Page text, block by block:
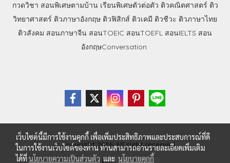
กวดวิชา สอนพิเศษตามบ้าน เรียนพิเศษตัวต่อตัว ติวคณิตศาสตร์ ติว
วิทยาศาสตร์ ติวภาษาอังกฤษ ติวฟิสิกส์ ติวเคมี ติวชีวะ ติวภาษาไทย
ติวสังคม สอนภาษาจีน สอนTOEIC สอนTOEFL สอนIELTS สอน
อังกฤษConversation
© Copyright 2016 All right reserved.
เว็บไซต์นี้มีการใช้งานคุกกี้ เพื่อเพิ่มประสิทธิภาพและประสบการณ์ที่ดี
ในการใช้งานเว็บไซต์ของท่าน ท่านสามารถอ่านรายละเอียดเพิ่มเติม
ได้ที่นโยบายความเป็นส่วนตัวและ นโยบายคุกกี้